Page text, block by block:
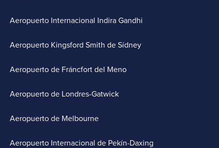
Aeropuerto Internacional Indira Gandhi
Aeropuerto Kingsford Smith de Sídney
Aeropuerto de Fráncfort del Meno
Aeropuerto de Londres-Gatwick
Aeropuerto de Melbourne
Aeropuerto Internacional de Pekín-Daxing